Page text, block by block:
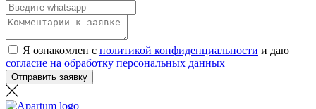
Я ознакомлен с политикой конфиденциальности и даю
согласие на обработку персональных данных
Отправить заявку